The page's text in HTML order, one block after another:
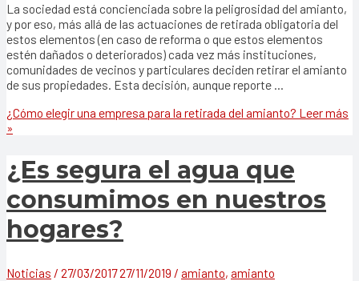
La sociedad está concienciada sobre la peligrosidad del amianto,
y por eso, más allá de las actuaciones de retirada obligatoria del
estos elementos (en caso de reforma o que estos elementos
estén dañados o deteriorados) cada vez más instituciones,
comunidades de vecinos y particulares deciden retirar el amianto
de sus propiedades. Esta decisión, aunque reporte …
¿Cómo elegir una empresa para la retirada del amianto? Leer más
»
¿Es segura el agua que
consumimos en nuestros
hogares?
Noticias / 27/03/201727/11/2019 / amianto, amianto